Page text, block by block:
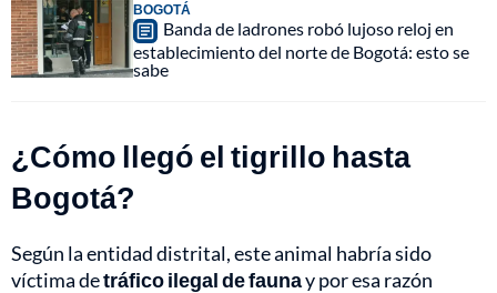
BOGOTÁ
Banda de ladrones robó lujoso reloj en
establecimiento del norte de Bogotá: esto se
sabe
¿Cómo llegó el tigrillo hasta
Bogotá?
Según la entidad distrital, este animal habría sido
víctima detráfico ilegal de faunay por esa razón